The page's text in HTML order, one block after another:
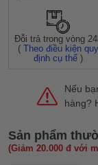
Đỗi trả trong vòng
(Theo điều kiện quy
định cụ thể )
Nếu
hàng?
Sản phẩm
(Giảm 20.000 đ với